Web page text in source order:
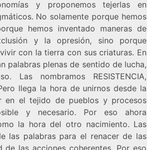
y proponemos tejerlas en
No solamente porque hemos
hemos inventado maneras de
y la opresión, sino porque
con la tierra con sus criaturas. En
palabras plenas de sentido de lucha,
Las nombramos RESISTENCIA,
llega la hora de unirnos desde la
en el tejido de pueblos y procesos
y necesario. Por eso ahora
la hora del otro nacimiento. Las
las palabras para el renacer de las
de las acciones coherentes. Por eso